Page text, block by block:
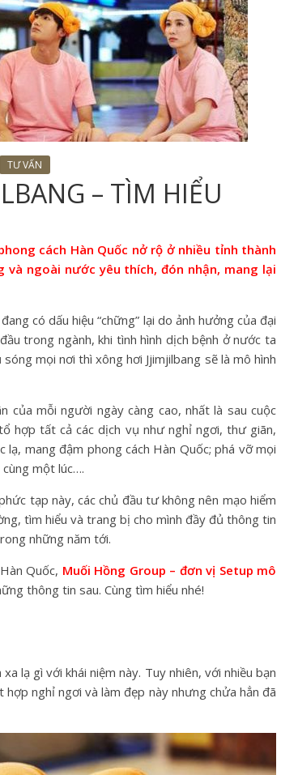
TƯ VẤN
– TÌM HIỂU
cách Hàn Quốc nở rộ ở nhiều tỉnh thành
ngoài nước yêu thích, đón nhận, mang lại
có dấu hiệu “chững” lại do ảnh hưởng của đại
trong ngành, khi tình hình dịch bệnh ở nước ta
mọi nơi thì xông hơi Jjimjilbang sẽ là mô hình
của mỗi người ngày càng cao, nhất là sau cuộc
hợp tất cả các dịch vụ như nghỉ ngơi, thư giãn,
mang đậm phong cách Hàn Quốc; phá vỡ mọi
một lúc….
tạp này, các chủ đầu tư không nên mạo hiểm
tìm hiểu và trang bị cho mình đầy đủ thông tin
những năm tới.
Quốc, Muối Hồng Group – đơn vị Setup mô
thông tin sau. Cùng tìm hiểu nhé!
lạ gì với khái niệm này. Tuy nhiên, với nhiều bạn
nghỉ ngơi và làm đẹp này nhưng chửa hẳn đã